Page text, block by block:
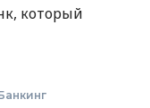
который